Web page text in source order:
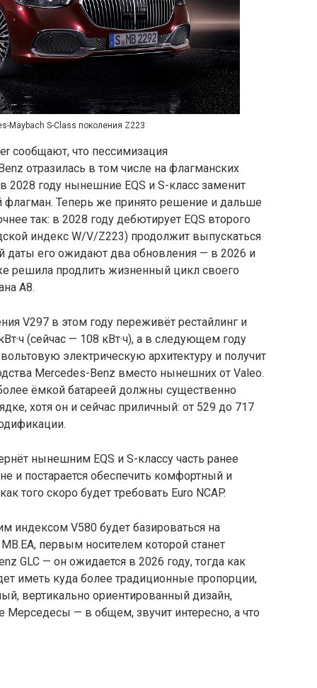
Maybach S-Class поколения Z223
сообщают, что пессимизация
отразилась в том числе на флагманских
2028 году нынешние EQS и S-класс заменит
Теперь же принято решение и дальше
так: в 2028 году дебютирует EQS второго
индекс W/V/Z223) продолжит выпускаться
даты его ожидают два обновления — в 2026 и
решила продлить жизненный цикл своего
A8.
V297 в этом году переживёт рестайлинг и
(сейчас — 108 кВт·ч), а в следующем году
электрическую архитектуру и получит
Mercedes-Benz вместо нынешних от Valeo.
ёмкой батареей должны существенно
хотя он и сейчас приличный: от 529 до 717
нынешним EQS и S-классу часть ранее
и постарается обеспечить комфортный и
того скоро будет требовать Euro NCAP.
индексом V580 будет базироваться на
первым носителем которой станет
GLC — он ожидается в 2026 году, тогда как
иметь куда более традиционные пропорции,
вертикально ориентированный дизайн,
Мерседесы — в общем, звучит интересно, а что